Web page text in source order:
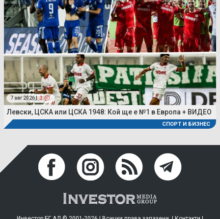
7 авг 2026 | 3
Левски, ЦСКА или ЦСКА 1948: Кой ще е №1 в Европа + ВИДЕО
СПОРТ И БИЗНЕС